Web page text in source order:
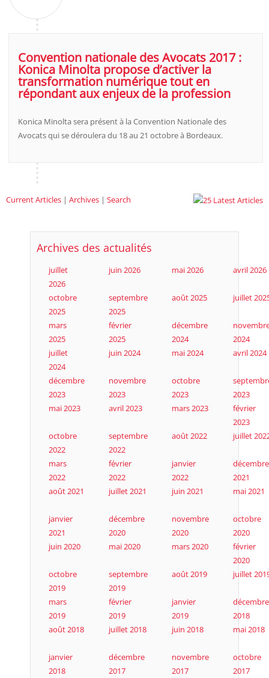
Convention nationale des Avocats 2017 :
Konica Minolta propose d’activer la
transformation numérique tout en
répondant aux enjeux de la profession
Konica Minolta sera présent à la Convention Nationale des
Avocats qui se déroulera du 18 au 21 octobre à Bordeaux.
Current Articles | Archives | Search
Archives des actualités
juillet
2026
juin 2026 mai 2026 avril 2026
octobre
2025
septembre
2025
août 2025 juillet
mars
2025
février
2025
décembre
2024
2024
juillet
2024
juin 2024 mai 2024 avril 2024
décembre
2023
novembre
2023
octobre
2023
2023
mai 2023
avril 2023 mars 2023
février
2023
octobre
2022
septembre
2022
août 2022 juillet
mars
2022
février
2022
janvier
2022
décembre
2021
août 2021
juillet 2021 juin 2021 mai 2021
janvier
2021
décembre
2020
novembre
2020
octobre
2020
juin 2020
mai 2020 mars 2020
février
2020
octobre
2019
septembre
2019
août 2019 juillet
mars
2019
février
2019
janvier
2019
décembre
2018
août 2018
juillet 2018 juin 2018 mai 2018
janvier
2018
décembre
2017
novembre
2017
octobre
2017